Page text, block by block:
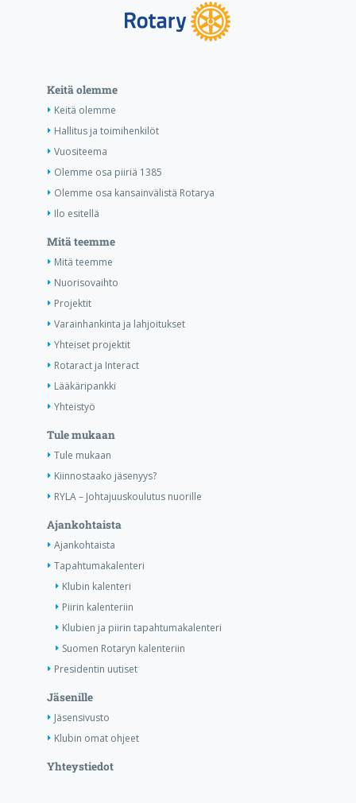
Keitä olemme
Keitä olemme
Hallitus ja toimihenkilöt
Vuositeema
Olemme osa piiriä 1385
Olemme osa kansainvälistä Rotarya
Ilo esitellä
Mitä teemme
Mitä teemme
Nuorisovaihto
Projektit
Varainhankinta ja lahjoitukset
Yhteiset projektit
Rotaract ja Interact
Lääkäripankki
Yhteistyö
Tule mukaan
Tule mukaan
Kiinnostaako jäsenyys?
RYLA – Johtajuuskoulutus nuorille
Ajankohtaista
Ajankohtaista
Tapahtumakalenteri
Klubin kalenteri
Piirin kalenteriin
Klubien ja piirin tapahtumakalenteri
Suomen Rotaryn kalenteriin
Presidentin uutiset
Jäsenille
Jäsensivusto
Klubin omat ohjeet
Yhteystiedot